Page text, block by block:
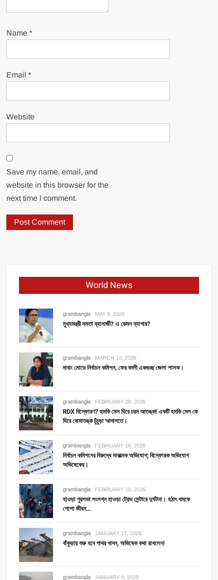
Name*
Email*
Website
Save my name, email, and
website in this browser for the
next time I comment.
World News
grambangla MAY 8, 2026
মুখ্যমন্ত্রী মমতা ব্যানার্জী? এ কেমন ব্যাপার?
grambangla MARCH 18, 2026
দাবাং মোডে নির্বাচন কমিশন, ফের বদলী একগুচ্ছ জেলা শাসক।
grambangla FEBRUARY 28, 2026
RDX বিস্ফোরণ? হুমকি মেল ঘিরে চরম আতঙ্ক! একটি হমকি মেল কে
ঘিরে বোমাতঙ্ক চুঁচুড়া আদালতে।
grambangla FEBRUARY 18, 2026
নির্বাচন কমিশনের বিরুদ্ধে মারাত্মক অভিযোগ; বিস্ফোরক অভিযোগ
অভিষেকের।
grambangla FEBRUARY 10, 2026
হাওড়া পুরসভা সংলগ্ন হাওড়া ট্রেড সেন্টারে দুর্ঘটনা। হঠাৎ থমকে
গেলো জীবন…
grambangla JANUARY 17, 2026
বাঁকুড়ায় শুরু হবে পাথর খাদন, অভিষেক কথা রাখলেন!
grambangla JANUARY 4, 2026